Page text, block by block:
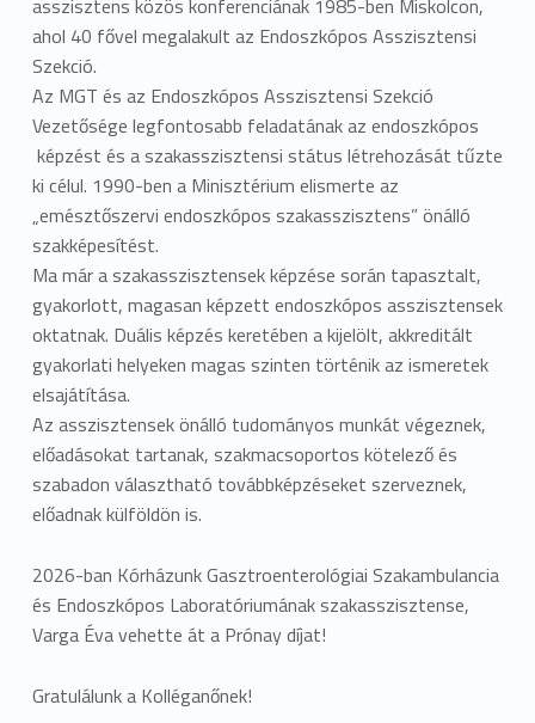
asszisztens közös konferenciának 1985-ben Miskolcon,
ahol 40 fővel megalakult az Endoszkópos Asszisztensi
Szekció.
Az MGT és az Endoszkópos Asszisztensi Szekció
Vezetősége legfontosabb feladatának az endoszkópos
képzést és a szakasszisztensi státus létrehozását tűzte
ki célul. 1990-ben a Minisztérium elismerte az
„emésztőszervi endoszkópos szakasszisztens” önálló
szakképesítést.
Ma már a szakasszisztensek képzése során tapasztalt,
gyakorlott, magasan képzett endoszkópos asszisztensek
oktatnak. Duális képzés keretében a kijelölt, akkreditált
gyakorlati helyeken magas szinten történik az ismeretek
elsajátítása.
Az asszisztensek önálló tudományos munkát végeznek,
előadásokat tartanak, szakmacsoportos kötelező és
szabadon választható továbbképzéseket szerveznek,
előadnak külföldön is.
2026-ban Kórházunk Gasztroenterológiai Szakambulancia
és Endoszkópos Laboratóriumának szakasszisztense,
Varga Éva vehette át a Prónay díjat!
Gratulálunk a Kolléganőnek!